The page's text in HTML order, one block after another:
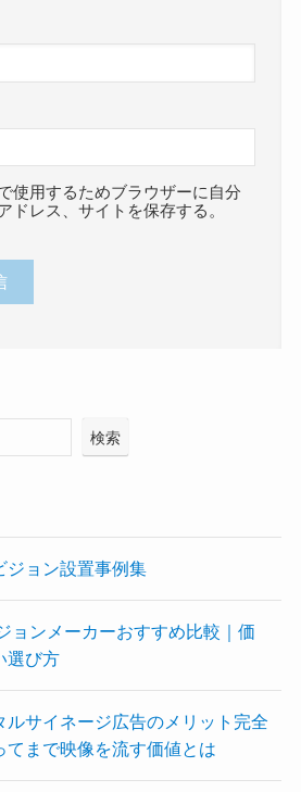
使用するためブラウザーに自分
ドレス、サイトを保存する。
検索
ジョン設置事例集
ョンメーカーおすすめ比較｜価
選び方
ルサイネージ広告のメリット完全
てまで映像を流す価値とは